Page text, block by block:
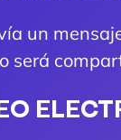
un
será